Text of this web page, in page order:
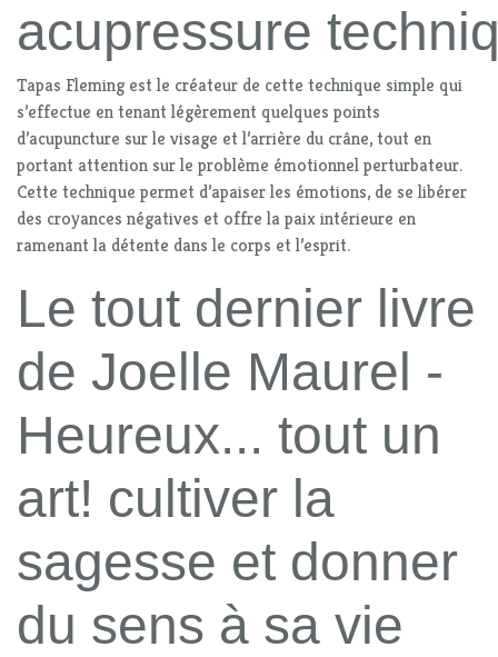
acupressure
Tapas Fleming est le créateur de cette technique simple qui
s’effectue en tenant légèrement quelques points
d’acupuncture sur le visage et l’arrière du crâne, tout en
portant attention sur le problème émotionnel perturbateur.
Cette technique permet d’apaiser les émotions, de se libérer
des croyances négatives et offre la paix intérieure en
ramenant la détente dans le corps et l’esprit.
Le tout dernier livre
de Joelle Maurel -
Heureux... tout un
art! cultiver la
sagesse et donner
du sens à sa vie